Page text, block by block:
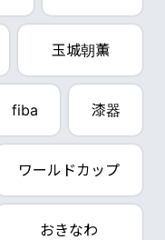
玉城朝薫
fiba 漆器
ワールドカップ
おきなわ